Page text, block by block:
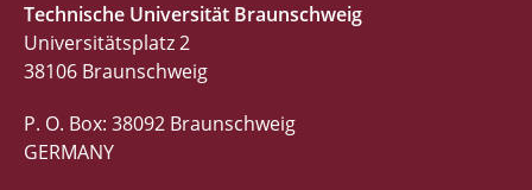
Technische Universität Braunschweig
Universitätsplatz 2
38106 Braunschweig
P. O. Box: 38092 Braunschweig
GERMANY